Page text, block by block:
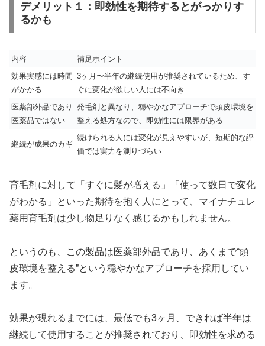
デメリット１：即効性を期待するとがっかりす
るかも
内容
補足ポイント
効果実感には時間
がかかる
3ヶ月〜半年の継続使用が推奨されているため、す
ぐに変化が欲しい人には不向き
医薬部外品であり
医薬品ではない
発毛剤と異なり、穏やかなアプローチで頭皮環境を
整える処方なので、即効性には限界がある
継続が成果のカギ
続けられる人には変化が見えやすいが、短期的な評
価では実力を測りづらい
育毛剤に対して「すぐに髪が増える」「使って数日で変化
がわかる」といった期待を抱く人にとって、マイナチュレ
薬用育毛剤は少し物足りなく感じるかもしれません。
というのも、この製品は医薬部外品であり、あくまで“頭
皮環境を整える”という穏やかなアプローチを採用してい
ます。
効果が現れるまでには、最低でも3ヶ月、できれば半年は
継続して使用することが推奨されており、即効性を求める